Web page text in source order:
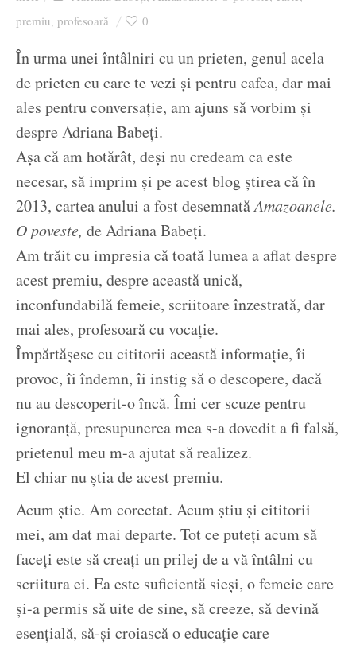
premiu, profesoară 0
În urma unei întâlniri cu un prieten, genul acela
de prieten cu care te vezi și pentru cafea, dar mai
ales pentru conversație, am ajuns să vorbim și
despre Adriana Babeți.
Așa că am hotărât, deși nu credeam ca este
necesar, să imprim și pe acest blog știrea că în
2013, cartea anului a fost desemnatăAmazoanele.
O poveste, de Adriana Babeți.
Am trăit cu impresia că toată lumea a aflat despre
acest premiu, despre această unică,
inconfundabilă femeie, scriitoare înzestrată, dar
mai ales, profesoară cu vocație.
Împărtășesc cu cititorii această informație, îi
provoc, îi îndemn, îi instig să o descopere, dacă
nu au descoperit-o încă. Îmi cer scuze pentru
ignoranță, presupunerea mea s-a dovedit a fi falsă,
prietenul meu m-a ajutat să realizez.
El chiar nu știa de acest premiu.
Acum știe. Am corectat. Acum știu și cititorii
mei, am dat mai departe. Tot ce puteți acum să
faceți este să creați un prilej de a vă întâlni cu
scriitura ei. Ea este suficientă sieși, o femeie care
și-a permis să uite de sine, să creeze, să devină
esențială, să-și croiască o educație care